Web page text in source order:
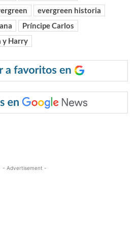
evergreen historia
Príncipe Carlos
y Harry
- Advertisement -